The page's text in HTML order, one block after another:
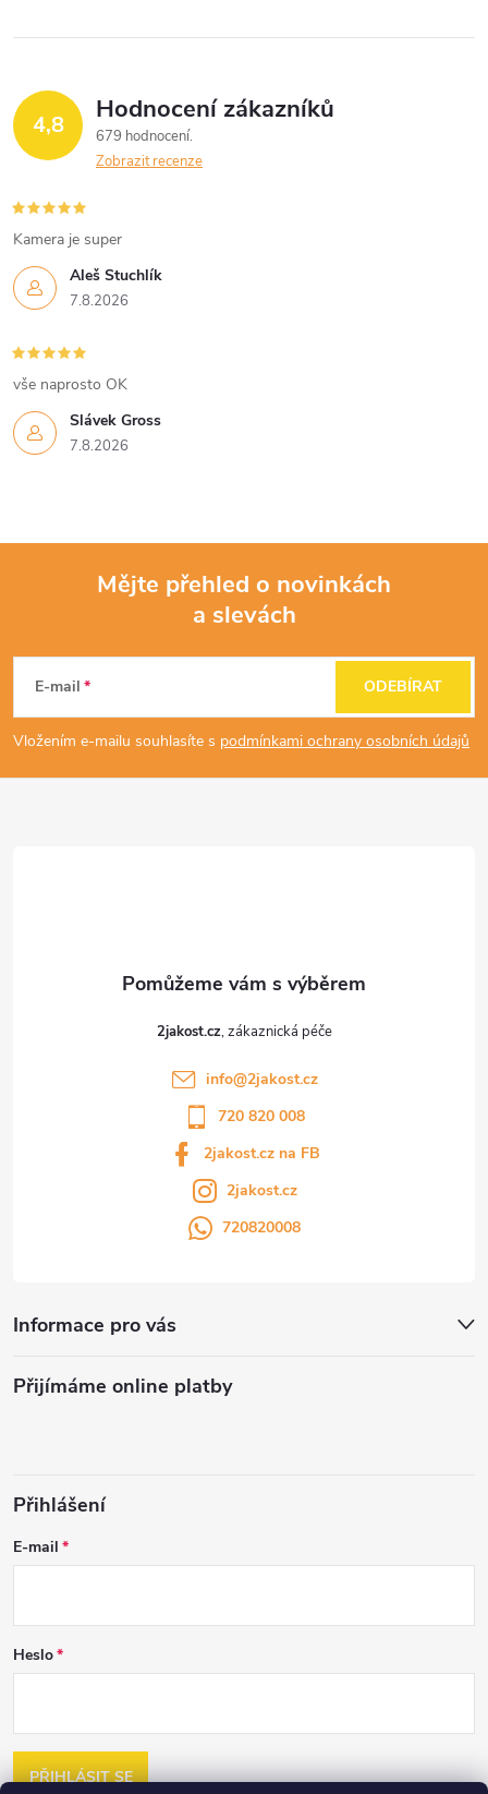
4,8 Hodnocení zákazníků
679 hodnocení
Zobrazit recenze
Aleš Stuchlík
7.8.2026
Kamera je super
Slávek Gross
7.8.2026
vše naprosto OK
p
a
Mějte přehled o novinkách
a slevách
E-mail
Vložením e-mailu souhlasíte s podmínkami ochrany osobních údajů
ODEBÍRAT
2jakost.cz
info@2jakost.cz
720 820 008
2jakost.cz na FB
2jakost.cz
720820008
Informace pro vás
Přijímáme online platby
Přihlášení
E-mail
Heslo
PŘIHLÁSIT SE